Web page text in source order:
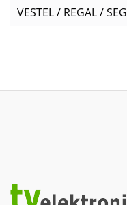
VESTEL / REGAL / SEG